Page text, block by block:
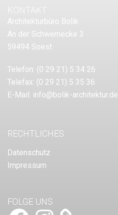
KONTAKT
Architekturbüro Bolik
An der Schwemecke 3
59494 Soest
Telefon: (0 29 21) 5 34 26
Telefax: (0 29 21) 5 35 36
E-Mail: info@bolik-architektur.de
RECHTLICHES
Datenschutz
Impressum
FOLGE UNS
FacebookInstagram